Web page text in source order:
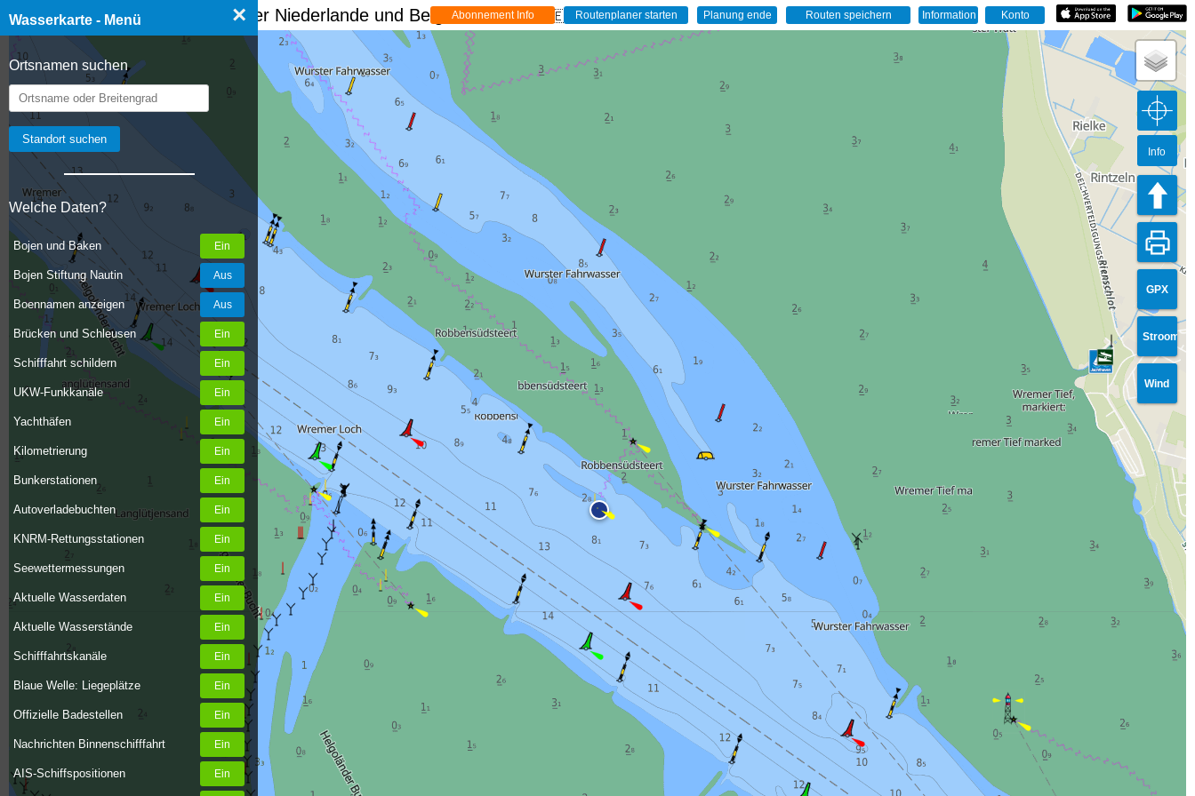
Wasserkarte - Menü ×
Ortsnamen suchen
Welche Daten?
Bojen und Baken
Bojen Stiftung Nautin
Boennamen anzeigen
Brücken und Schleusen
Schifffahrt schildern
UKW-Funkkanäle
Yachthäfen
Kilometrierung
Bunkerstationen
Autoverladebuchten
KNRM-Rettungsstationen
Seewettermessungen
Aktuelle Wasserdaten
Aktuelle Wasserstände
Schifffahrtskanäle
Blaue Welle: Liegeplätze
Offizielle Badestellen
Nachrichten Binnenschifffahrt
AIS-Schiffspositionen
☰ Wasserkarte Deutschland, der Niederlande und Belgien - Live 🇩🇪
GPX
Stroom
Wind
Info